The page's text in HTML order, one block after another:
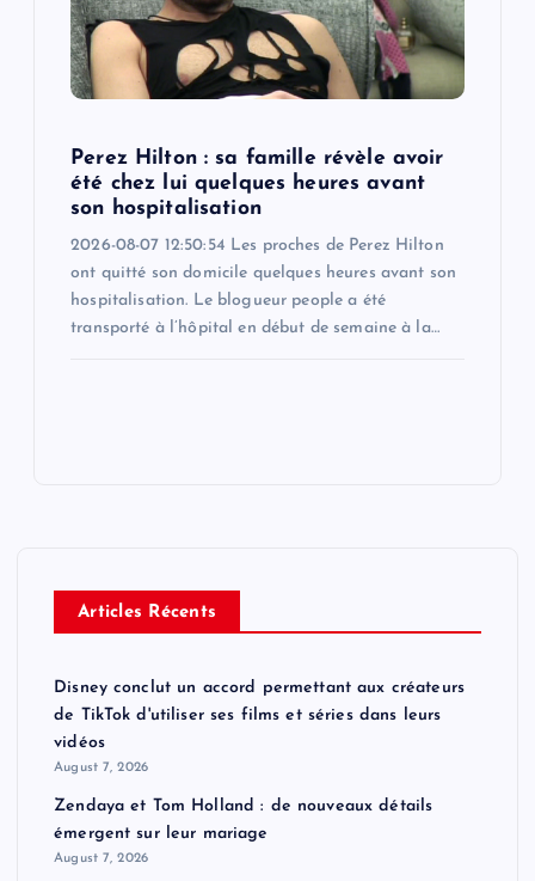
Perez Hilton : sa famille révèle avoir
été chez lui quelques heures avant
son hospitalisation
2026-08-07 12:50:54 Les proches de Perez Hilton
ont quitté son domicile quelques heures avant son
hospitalisation. Le blogueur people a été
transporté à l’hôpital en début de semaine à la…
Articles Récents
Disney conclut un accord permettant aux créateurs
de TikTok d'utiliser ses films et séries dans leurs
vidéos
August 7, 2026
Zendaya et Tom Holland : de nouveaux détails
émergent sur leur mariage
August 7, 2026